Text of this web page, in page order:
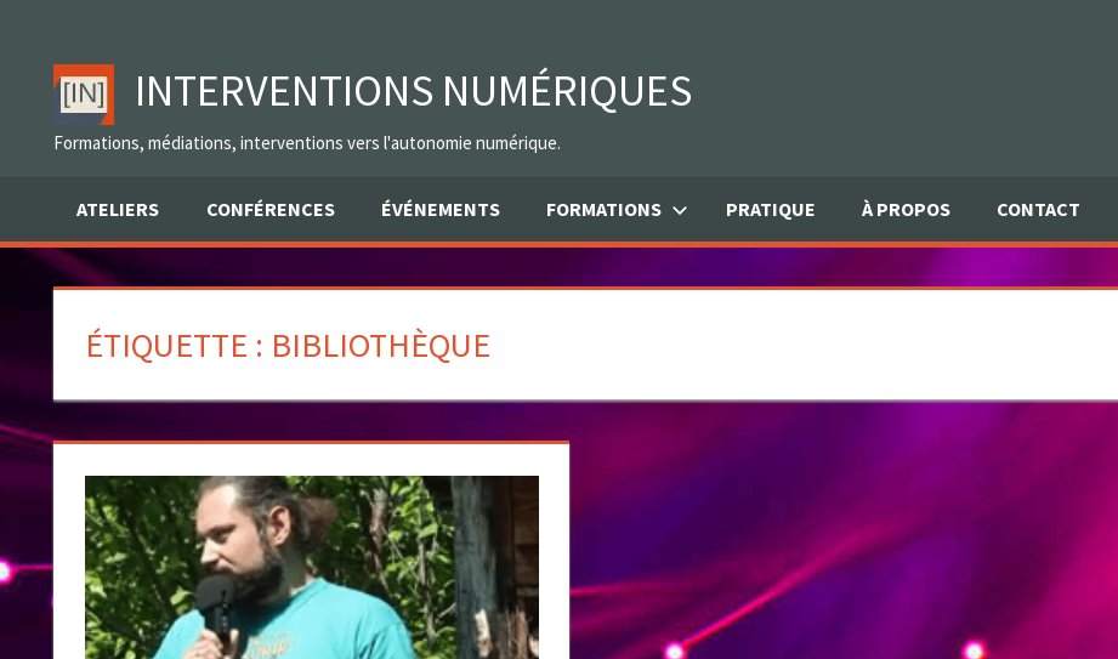
content
INTERVENTIONS NUMÉRIQUES
Formations, médiations, interventions vers l'autonomie numérique.
ATELIERS CONFÉRENCES ÉVÉNEMENTS FORMATIONS PRATIQUE À PROPOS CONTACT
ÉTIQUETTE : BIBLIOTHÈQUE